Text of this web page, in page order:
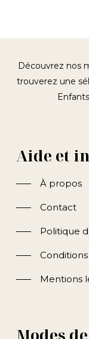
Découvrez nos
trouverez une
Aide et
À propos
Contact
Politique
Mentions
Modes